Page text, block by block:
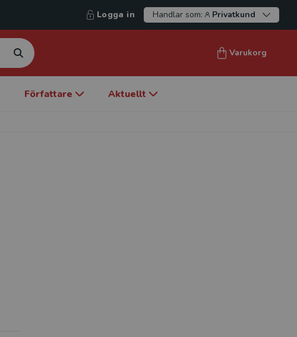
Logga in Handlar som: Privatkund
Varukorg
Författare Aktuellt